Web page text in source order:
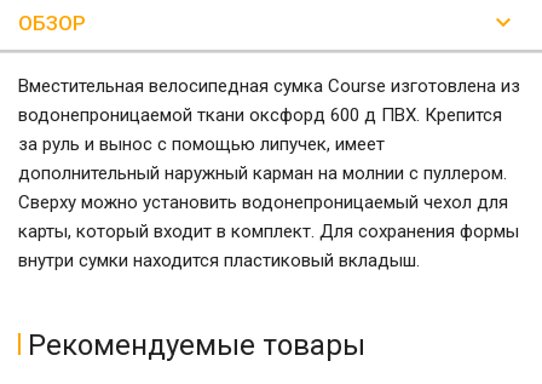
ОБЗОР
Вместительная велосипедная сумка Course изготовлена из
водонепроницаемой ткани оксфорд 600 д ПВХ. Крепится
за руль и вынос с помощью липучек, имеет
дополнительный наружный карман на молнии с пуллером.
Сверху можно установить водонепроницаемый чехол для
карты, который входит в комплект. Для сохранения формы
внутри сумки находится пластиковый вкладыш.
Рекомендуемые товары